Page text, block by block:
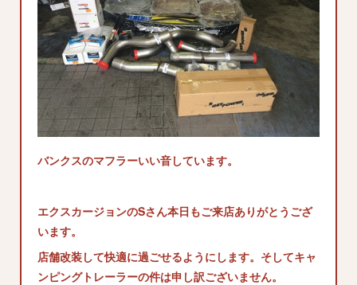
バンクスのマフラーいい音しています。
エクスカージョンのSさん本日もご来店ありがとうござ
います。
店舗改装して快適に過ごせるようにします。そしてキャ
ンピングトレーラーの件は申し訳ございません。